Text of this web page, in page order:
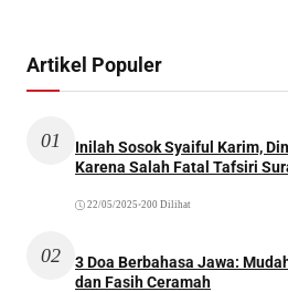
Artikel Populer
01
Inilah Sosok Syaiful Karim,
Karena Salah Fatal Tafsiri
22/05/2025 •200 Dilihat
02
3 Doa Berbahasa Jawa:
dan Fasih Ceramah